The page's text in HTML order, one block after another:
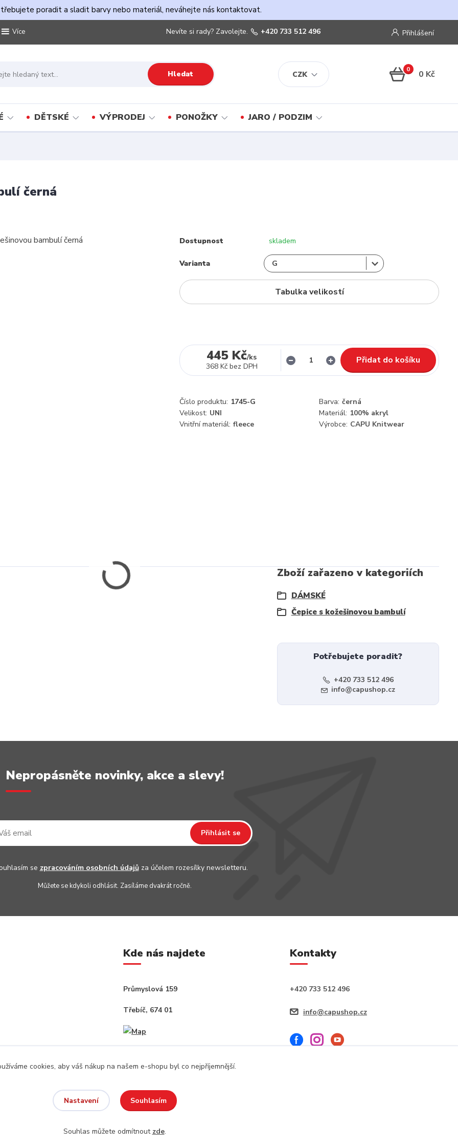
poradit a sladit barvy nebo materiál, neváhejte nás kontaktovat.
Více
CZK
Přihlášení
Hledat
Nevíte si rady? Zavolejte. +420 733 512 496
0 0 Kč
DĚTSKÉ VÝPRODEJ PONOŽKY JARO / PODZIM
černá
Dostupnost skladem
Varianta
Tabulka velikostí
445 Kč/ks
368 Kč bez DPH
Přidat do košíku
Číslo produktu: 1745-G Barva: černá
Velikost: UNI Materiál: 100% akryl
Vnitřní materiál: fleece Výrobce: CAPU Knitwear
Zboží zařazeno v kategoriích
DÁMSKÉ
Čepice s kožešinovou bambulí
Potřebujete poradit?
+420 733 512 496
info@capushop.cz
Nepropásněte novinky, akce a slevy!
Přihlásit se
se zpracováním osobních údajůza účelem rozesílky newsletteru.
Můžete se kdykoli odhlásit. Zasíláme dvakrát ročně.
Kde nás najdete
Průmyslová 159
Třebíč, 674 01
Kontakty
+420 733 512 496
info@capushop.cz
cookies, aby váš nákup na našem e-shopu byl co nejpříjemnější.
Nastavení Souhlasím
Souhlas můžete odmítnout zde.